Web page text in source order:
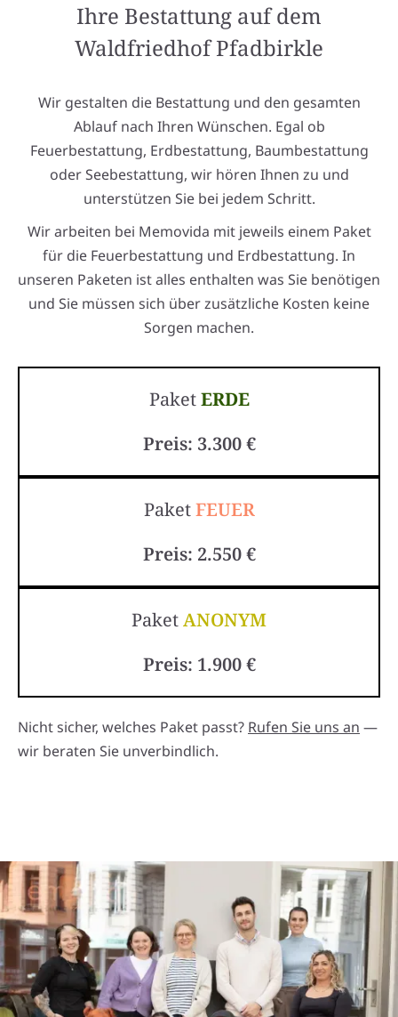
Ihre Bestattung auf dem
Waldfriedhof Pfadbirkle
Wir gestalten die Bestattung und den gesamten
Ablauf nach Ihren Wünschen. Egal ob
Feuerbestattung, Erdbestattung, Baumbestattung
oder Seebestattung, wir hören Ihnen zu und
unterstützen Sie bei jedem Schritt.
Wir arbeiten bei Memovida mit jeweils einem Paket
für die Feuerbestattung und Erdbestattung. In
unseren Paketen ist alles enthalten was Sie benötigen
und Sie müssen sich über zusätzliche Kosten keine
Sorgen machen.
PaketERDE
Preis: 3.300 €
PaketFEUER
Preis: 2.550 €
PaketANONYM
Preis: 1.900 €
Nicht sicher, welches Paket passt? Rufen Sie uns an —
wir beraten Sie unverbindlich.